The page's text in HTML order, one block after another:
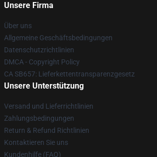
Unsere Firma
Über uns
Allgemeine Geschäftsbedingungen
Datenschutzrichtlinien
DMCA - Copyright Policy
CA SB657: Lieferkettentransparenzgesetz
Unsere Unterstützung
Versand und Lieferrichtlinien
Zahlungsbedingungen
Return & Refund Richtlinien
Kontaktieren Sie uns
Kundenhilfe (FAQ)